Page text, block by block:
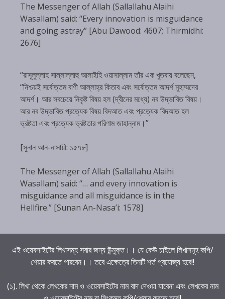
The Messenger of Allah (Sallallahu Alaihi
Wasallam) said: “Every innovation is misguidance
and going astray” [Abu Dawood: 4607; Thirmidhi:
2676]
“রাসূলুল্লাহ সাল্লাল্লাহু আলাইহি ওয়াসাল্লাম তাঁর এক খুতবায় বলেছেন,
“নিশ্চয়ই সর্বোত্তম বাণী আল্লাহ্‌র কিতাব এবং সর্বোত্তম আদর্শ মুহাম্মদের
আদর্শ। আর সবচেয়ে নিকৃষ্ট বিষয় হল (দ্বীনের মধ্যে) নব উদ্ভাবিত বিষয়।
আর নব উদ্ভাবিত প্রত্যেক বিষয় বিদআত এবং প্রত্যেক বিদআত হল
ভ্রষ্টতা এবং প্রত্যেক ভ্রষ্টতার পরিণাম জাহান্নাম।”
[সুনান আন-নাসায়ী: ১৫৭৮]
The Messenger of Allah (Sallallahu Alaihi
Wasallam) said: “… and every innovation is
misguidance and all misguidance is in the
Hellfire.” [Sunan An-Nasa’i: 1578]
এই ওয়েবসাইটের লিখাসমূহ সবার জন্য উন্মুক্ত।। যে কেউ চাইলে লিখাসমূহ কপি/
শেয়ার করতে পারবেন।। তবে এক্ষেত্রে তিনটি শর্ত প্রযোজ্য হবে!!
(১). লিখা থেকে লেখকের নাম ও ওয়েবসাইটের নাম বাদ দেওয়া যাবেনা এবং লেখকের নাম